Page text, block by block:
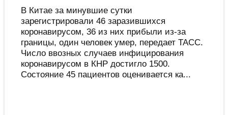
В Китае за минувшие сутки
зарегистрировали 46 заразившихся
коронавирусом, 36 из них прибыли из-за
границы, один человек умер, передает ТАСС.
Число ввозных случаев инфицирования
коронавирусом в КНР достигло 1500.
Состояние 45 пациентов оценивается ка...